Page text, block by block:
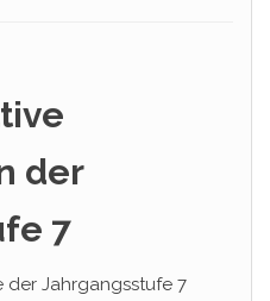
der
7
der Jahrgangsstufe 7